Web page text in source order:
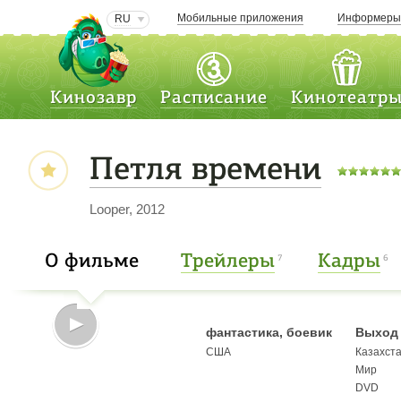
RU Мобильные приложения Информеры
Кинозавр Расписание
Петля времени
Looper, 2012
О фильме Трейлеры 7 Кадры 6
фантастика, боевик Выход
США
Мир
DVD